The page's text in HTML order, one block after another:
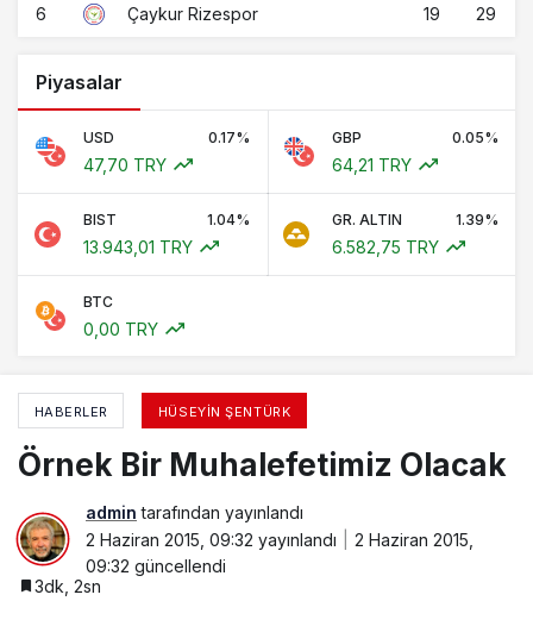
6 Çaykur Rizespor 19 29
Piyasalar
USD 0.17%
47,70 TRY
GBP 0.05%
64,21 TRY
BIST 1.04%
13.943,01 TRY
GR. ALTIN 1.39%
6.582,75 TRY
BTC
0,00 TRY
HABERLER HÜSEYIN ŞENTÜRK
Örnek Bir Muhalefetimiz Olacak
admin tarafından yayınlandı
2 Haziran 2015, 09:32 yayınlandı
2 Haziran 2015,
09:32 güncellendi
3dk, 2sn